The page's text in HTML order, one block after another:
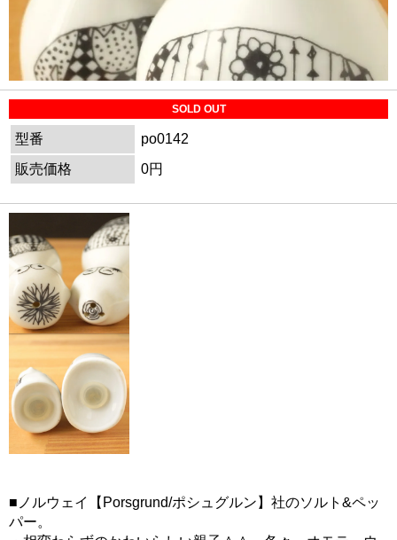
SOLD OUT
型番
po0142
販売価格
0円
■ノルウェイ【Porsgrund/ポシュグルン】社のソルト&ペッ
パー。